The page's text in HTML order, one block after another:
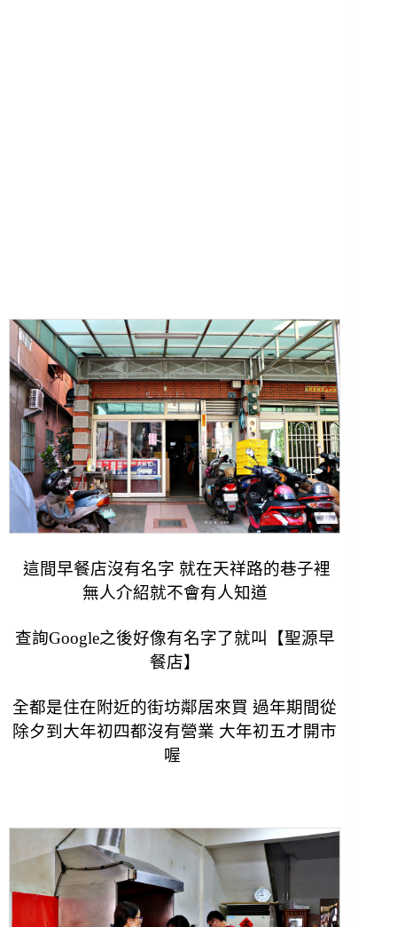
這間早餐店沒有名字 就在天祥路的巷子裡
無人介紹就不會有人知道
查詢Google之後好像有名字了就叫【聖源早
餐店】
全都是住在附近的街坊鄰居來買 過年期間從
除夕到大年初四都沒有營業 大年初五才開市
喔